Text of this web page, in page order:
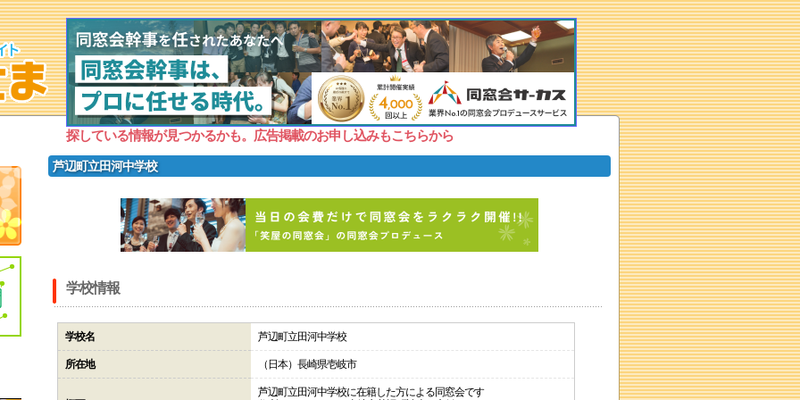
探している情報が見つかるかも。広告掲載のお申し込みもこちらから
芦辺町立田河中学校
学校情報
学校名 芦辺町立田河中学校
所在地 （日本）長崎県壱岐市
芦辺町立田河中学校に在籍した方による同窓会です